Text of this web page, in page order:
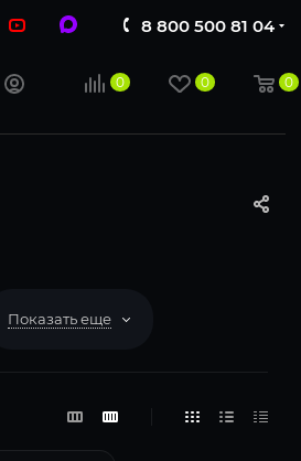
8 800 500 81 04
0 0 0
Показать еще